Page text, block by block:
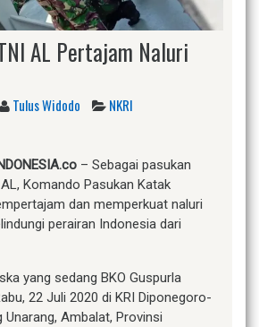
AL Pertajam Naluri
Tulus Widodo
NKRI
– Sebagai pasukan
Komando Pasukan Katak
dan memperkuat naluri
perairan Indonesia dari
yang sedang BKO Guspurla
22 Juli 2020 di KRI Diponegoro-
Unarang, Ambalat, Provinsi